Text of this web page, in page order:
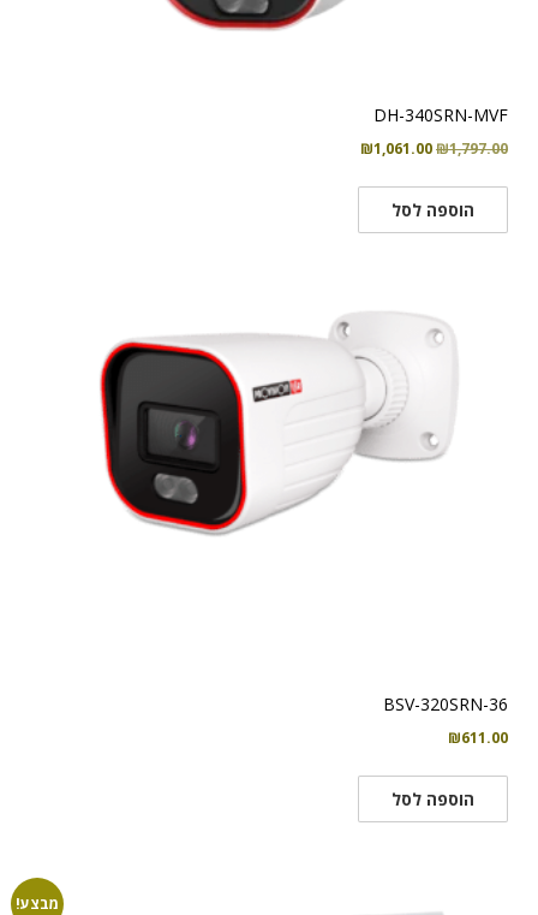
DH-340SRN-MVF
₪1,797.00
המחיר
היה:
₪1,061.00
הוספה לסל
BSV-320SRN-36
₪611.00
הוספה לסל
מבצע!